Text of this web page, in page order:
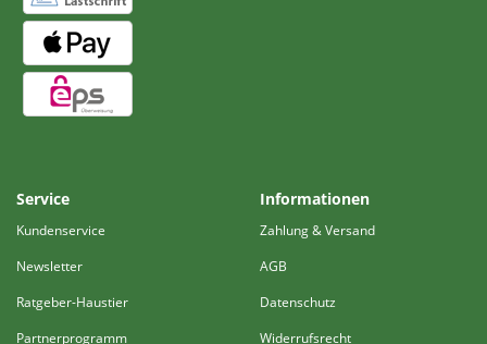
Service
Kundenservice
Newsletter
Ratgeber-Haustier
Partnerprogramm
Informationen
Zahlung & Versand
AGB
Datenschutz
Widerrufsrecht